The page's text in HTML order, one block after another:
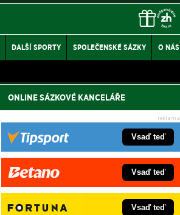
DALŠÍ SPORTY SPOLEČENSKÉ SÁZKY O NÁS
ONLINE SÁZKOVÉ KANCELÁŘE
Vsaď teď
Vsaď teď
Vsaď teď